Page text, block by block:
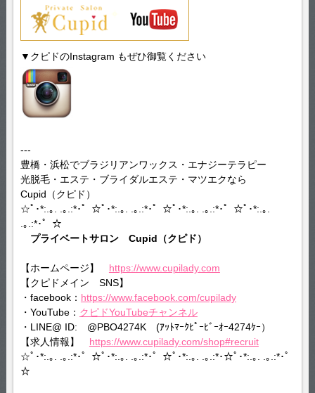
▼クピドのInstagram もぜひ御覧ください
---
豊橋・浜松でブラジリアンワックス・エナジーテラピー
光脱毛・エステ・ブライダルエステ・マツエクなら
Cupid（クピド）
☆ﾟ･*:.｡. .｡.:*･゜☆ﾟ･*:.｡. .｡.:*･゜☆ﾟ･*:.｡. .｡.:*･゜☆ﾟ･*:.｡.
.｡.:*･゜☆
プライベートサロン Cupid（クピド）
【ホームページ】 https://www.cupilady.com
【クピドメイン SNS】
・facebook： https://www.facebook.com/cupilady
・YouTube： クピドYouTubeチャンネル
・LINE@ ID: @PBO4274K (ｱｯﾄﾏｰｸﾋﾟｰﾋﾞｰｵｰ4274ｹｰ）
【求人情報】 https://www.cupilady.com/shop#recruit
☆ﾟ･*:.｡. .｡.:*･゜☆ﾟ･*:.｡. .｡.:*･゜☆ﾟ･*:.｡. .｡.:*･☆ﾟ･*:.｡. .｡.:*･゜
☆